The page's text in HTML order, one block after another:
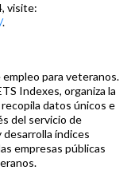
visite:
.
para veteranos.
Indexes, organiza la
recopila datos únicos e
del servicio de
desarrolla índices
empresas públicas